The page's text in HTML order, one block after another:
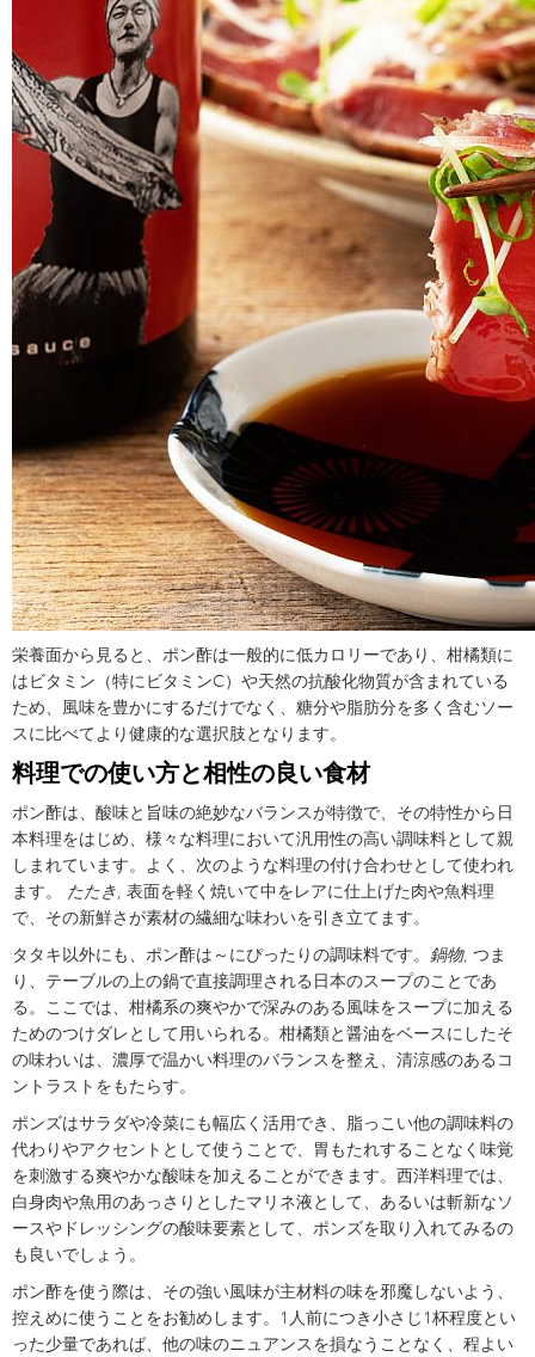
栄養面から見ると、ポン酢は一般的に低カロリーであり、柑橘類に
はビタミン（特にビタミンC）や天然の抗酸化物質が含まれている
ため、風味を豊かにするだけでなく、糖分や脂肪分を多く含むソー
スに比べてより健康的な選択肢となります。
料理での使い方と相性の良い食材
ポン酢は、酸味と旨味の絶妙なバランスが特徴で、その特性から日
本料理をはじめ、様々な料理において汎用性の高い調味料として親
しまれています。よく、次のような料理の付け合わせとして使われ
ます。
たたき, 表面を軽く焼いて中をレアに仕上げた肉や魚料理
で、その新鮮さが素材の繊細な味わいを引き立てます。
タタキ以外にも、ポン酢は～にぴったりの調味料です。 鍋物, つま
り、テーブルの上の鍋で直接調理される日本のスープのことであ
る。ここでは、柑橘系の爽やかで深みのある風味をスープに加える
ためのつけダレとして用いられる。柑橘類と醤油をベースにしたそ
の味わいは、濃厚で温かい料理のバランスを整え、清涼感のあるコ
ントラストをもたらす。
ポンズはサラダや冷菜にも幅広く活用でき、脂っこい他の調味料の
代わりやアクセントとして使うことで、胃もたれすることなく味覚
を刺激する爽やかな酸味を加えることができます。西洋料理では、
白身肉や魚用のあっさりとしたマリネ液として、あるいは斬新なソ
ースやドレッシングの酸味要素として、ポンズを取り入れてみるの
も良いでしょう。
ポン酢を使う際は、その強い風味が主材料の味を邪魔しないよう、
控えめに使うことをお勧めします。1人前につき小さじ1杯程度とい
った少量であれば、他の味のニュアンスを損なうことなく、程よい